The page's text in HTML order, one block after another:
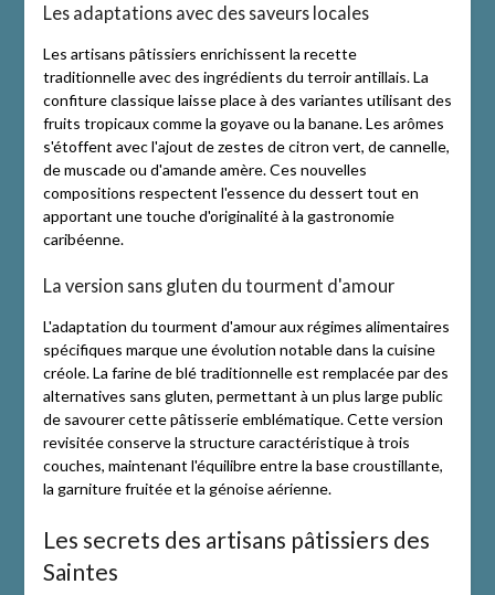
Les adaptations avec des saveurs locales
Les artisans pâtissiers enrichissent la recette
traditionnelle avec des ingrédients du terroir antillais. La
confiture classique laisse place à des variantes utilisant des
fruits tropicaux comme la goyave ou la banane. Les arômes
s'étoffent avec l'ajout de zestes de citron vert, de cannelle,
de muscade ou d'amande amère. Ces nouvelles
compositions respectent l'essence du dessert tout en
apportant une touche d'originalité à la gastronomie
caribéenne.
La version sans gluten du tourment d'amour
L'adaptation du tourment d'amour aux régimes alimentaires
spécifiques marque une évolution notable dans la cuisine
créole. La farine de blé traditionnelle est remplacée par des
alternatives sans gluten, permettant à un plus large public
de savourer cette pâtisserie emblématique. Cette version
revisitée conserve la structure caractéristique à trois
couches, maintenant l'équilibre entre la base croustillante,
la garniture fruitée et la génoise aérienne.
Les secrets des artisans pâtissiers des
Saintes